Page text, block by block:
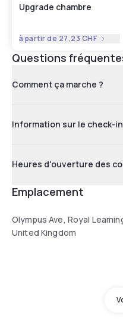
Upgrade chambre
à partir de 27,23 CHF
Questions
Comment ça marche ?
Information sur le check-in
Heures d'ouverture des
Emplacement
Olympus Ave, Royal
United Kingdom